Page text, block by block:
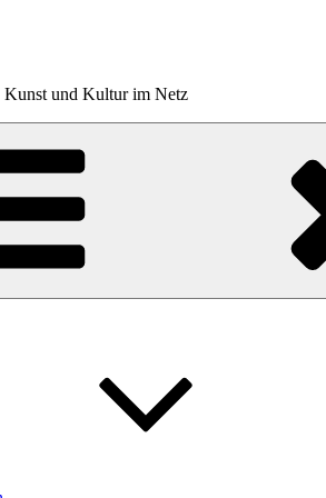
und Kultur im Netz